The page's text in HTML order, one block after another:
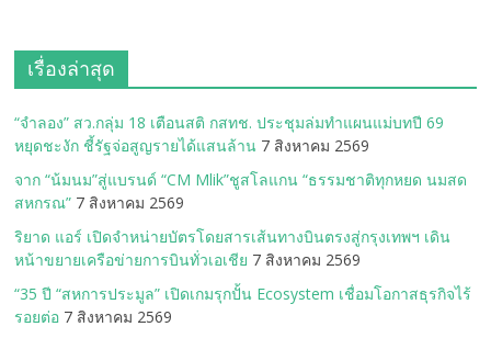
เรื่องล่าสุด
“จำลอง” สว.กลุ่ม 18 เตือนสติ กสทช. ประชุมล่มทำแผนแม่บทปี 69
หยุดชะงัก ชี้รัฐจ่อสูญรายได้แสนล้าน 7 สิงหาคม 2569
จาก “น้มนม”สู่แบรนด์ “CM Mlik”ชูสโลแกน “ธรรมชาติทุกหยด นมสด
สหกรณ” 7 สิงหาคม 2569
ริยาด แอร์ เปิดจำหน่ายบัตรโดยสารเส้นทางบินตรงสู่กรุงเทพฯ เดิน
หน้าขยายเครือข่ายการบินทั่วเอเชีย 7 สิงหาคม 2569
“35 ปี “สหการประมูล” เปิดเกมรุกปั้น Ecosystem เชื่อมโอกาสธุรกิจไร้
รอยต่อ 7 สิงหาคม 2569